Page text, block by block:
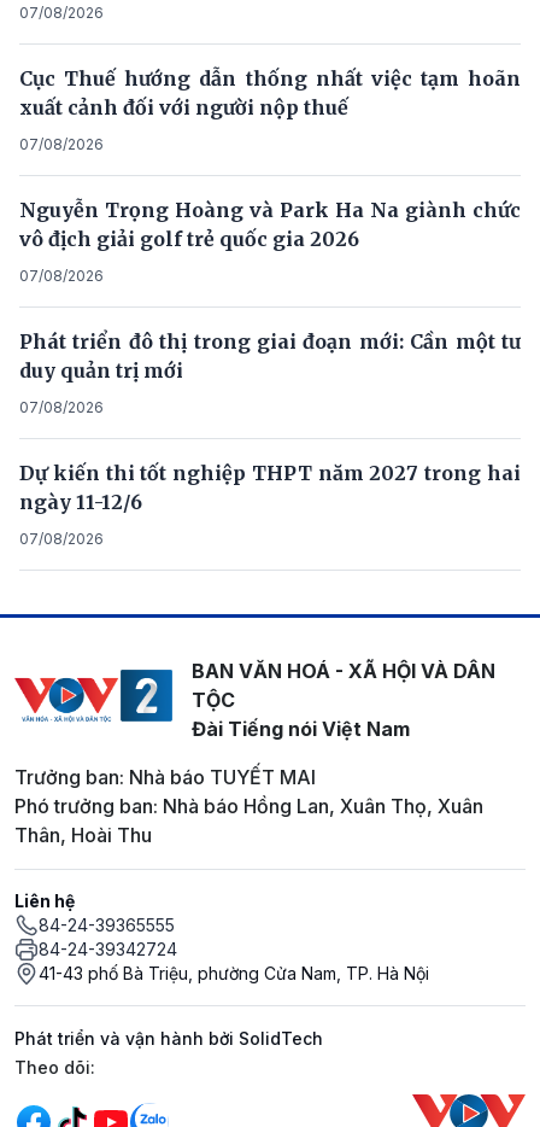
07/08/2026
Cục Thuế hướng dẫn thống nhất việc tạm hoãn
xuất cảnh đối với người nộp thuế
07/08/2026
Nguyễn Trọng Hoàng và Park Ha Na giành chức
vô địch giải golf trẻ quốc gia 2026
07/08/2026
Phát triển đô thị trong giai đoạn mới: Cần một tư
duy quản trị mới
07/08/2026
Dự kiến thi tốt nghiệp THPT năm 2027 trong hai
ngày 11-12/6
07/08/2026
BAN VĂN HOÁ - XÃ HỘI VÀ DÂN
TỘC
Đài Tiếng nói Việt Nam
Trưởng ban: Nhà báo TUYẾT MAI
Phó trưởng ban: Nhà báo Hồng Lan, Xuân Thọ, Xuân
Thân, Hoài Thu
Liên hệ
84-24-39365555
84-24-39342724
41-43 phố Bà Triệu, phường Cửa Nam, TP. Hà Nội
Phát triển và vận hành bởi SolidTech
Mạng xã hội
Theo dõi: